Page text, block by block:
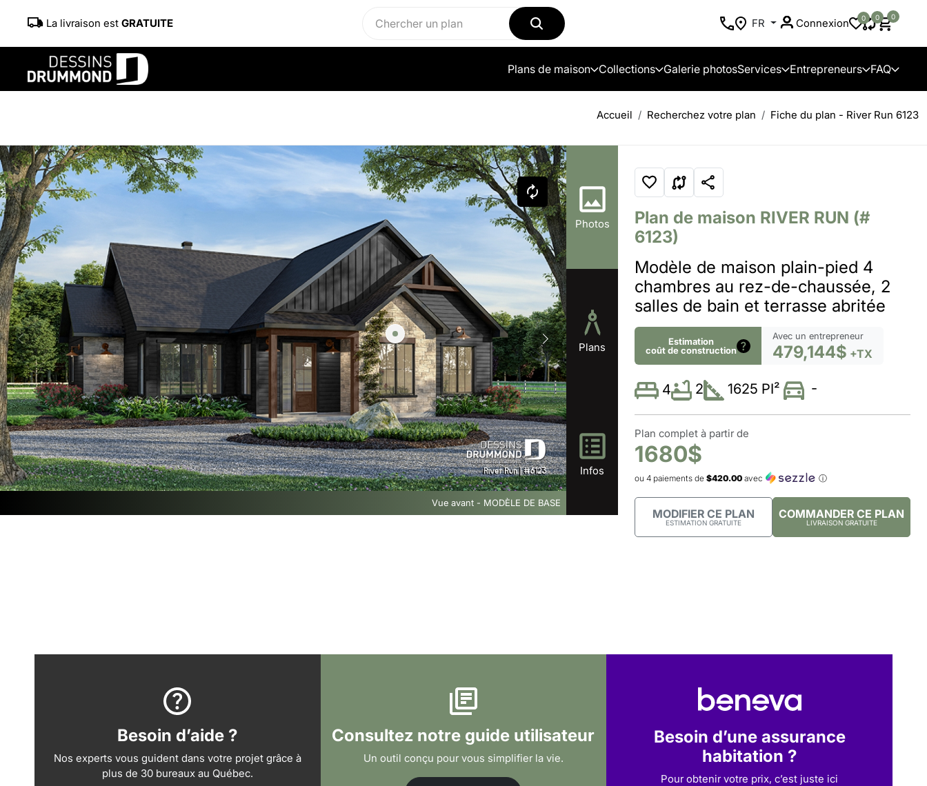
La livraison est GRATUITE FR Connexion 0 0 0
Plans de maison Collections Galerie photosServices Entrepreneurs FAQ
Accueil Recherchez votre plan Fiche du plan - River Run 6123
Vue avant - MODÈLE DE BASE
Photos
Plans
Infos
Plan de maison RIVER RUN (#
6123)
Modèle de maison plain-pied 4
chambres au rez-de-chaussée, 2
salles de bain et terrasse abritée
Estimation
coût de construction
Avec un entrepreneur
479,144$ +TX
4 2 1625 PI² -
Plan complet à partir de
1680$
ou 4 paiements de $420.00 avec ⓘ
MODIFIER CE PLAN
ESTIMATION GRATUITE
COMMANDER CE PLAN
LIVRAISON GRATUITE
Besoin d’aide ?
Nos experts vous guident dans votre projet grâce à
plus de 30 bureaux au Québec.
Consultez notre guide utilisateur
Un outil conçu pour vous simplifier la vie.
Besoin d’une assurance
habitation ?
Pour obtenir votre prix, c’est juste ici